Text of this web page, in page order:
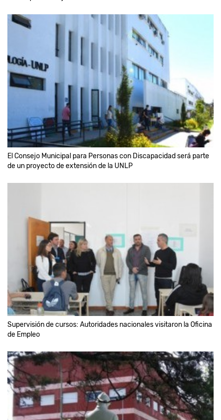
El Consejo Municipal para Personas con Discapacidad será parte
de un proyecto de extensión de la UNLP
Supervisión de cursos: Autoridades nacionales visitaron la Oficina
de Empleo